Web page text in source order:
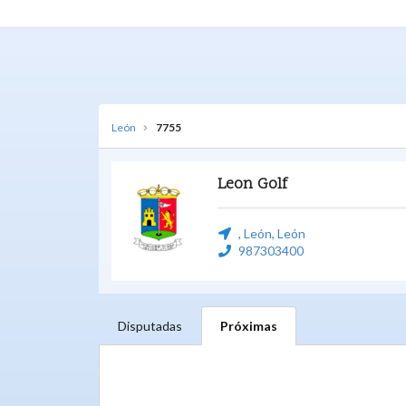
León 7755
Leon Golf
, León, León
987303400
Disputadas Próximas